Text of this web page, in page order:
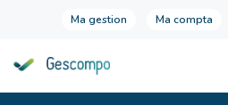
Ma gestion Ma compta